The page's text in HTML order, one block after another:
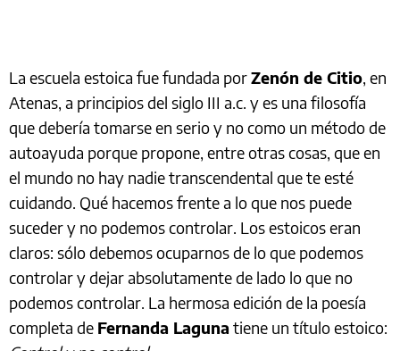
La escuela estoica fue fundada porZenón de Citio, en
Atenas, a principios del siglo III a.c. y es una filosofía
que debería tomarse en serio y no como un método de
autoayuda porque propone, entre otras cosas, que en
el mundo no hay nadie transcendental que te esté
cuidando. Qué hacemos frente a lo que nos puede
suceder y no podemos controlar. Los estoicos eran
claros: sólo debemos ocuparnos de lo que podemos
controlar y dejar absolutamente de lado lo que no
podemos controlar. La hermosa edición de la poesía
completa de Fernanda Laguna tiene un título estoico: